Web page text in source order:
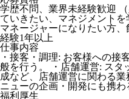
学歴不問、業界未経験歓迎
ていきたい、マネジメントを
マネージャーになりたい方
経験1年以上
仕事内容
・接客・調理: お客様への接
般を行う。 ・店舗運営: スタ
成など、店舗運営に関わる
ニューの企画・開発にも携わ
福利厚生